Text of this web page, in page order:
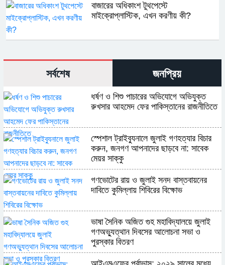
বাজারের অধিকাংশ টুথপেস্টে
মাইক্রোপ্লাস্টিক, এখন করণীয় কী?
সর্বশেষ জনপ্রিয়
ধর্ষণ ও শিশু পাচারের অভিযোগে অভিযুক্ত
রুখসার আহমেদ ফের পাকিস্তানের রাজনীতিতে
স্পেশাল ট্রাইব্যুনালে জুলাই গণহত্যার বিচার
করুন, জনগণ আপনাদের ছাড়বে না: সাবেক
মেয়র সাক্কু
গণভোটের রায় ও জুলাই সনদ বাস্তবায়নের
দাবিতে কুমিল্লায় শিবিরের বিক্ষোভ
ভাষা সৈনিক অজিত গুহ মহাবিদ্যালয়ে জুলাই
গণঅভ্যুত্থান দিবসের আলোচনা সভা ও
পুরস্কার বিতরণ